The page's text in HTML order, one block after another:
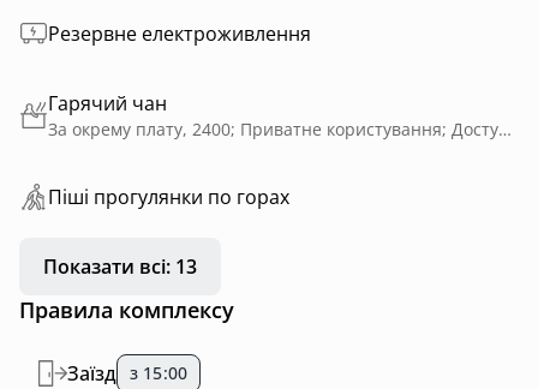
Резервне електроживлення
Гарячий чан
За окрему плату, 2400; Приватне користування; Доступно цілий рік; На дровах; Наша ванна під зорями - безкоштовна, якщо ви бронюєте хатинку на 4 і більше діб
Пiшi прoгулянки пo горах
Показати всі: 13
Правила комплексу
Заїзд з 15:00